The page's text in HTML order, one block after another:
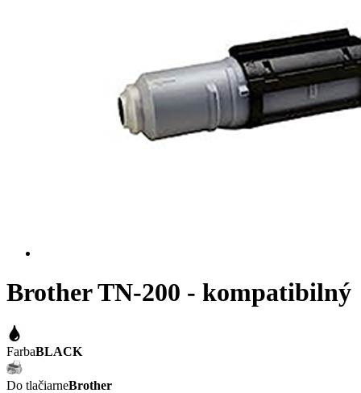
Brother TN-200 - kompatibilný
FarbaBLACK
Do tlačiarneBrother